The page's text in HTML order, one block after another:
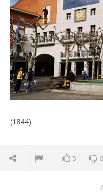
(1844)
5 0